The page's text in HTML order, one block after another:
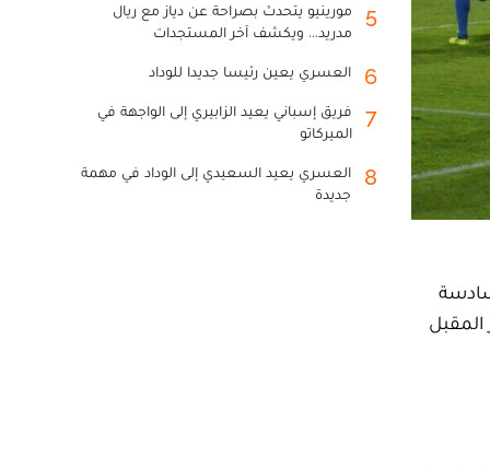
دوري أبطال افريقيا، بينما تقام مباراة الإياب يوم 4 نونبر المقبل
5
مورينيو يتحدث بصراحة عن دياز مع ريال
مدريد... ويكشف آخر المستجدات
6 العسري يعين رئيسا جديدا للوداد
7
فريق إسباني يعيد الزابيري إلى الواجهة في
الميركاتو
8
العسري يعيد السعيدي إلى الوداد في مهمة
جديدة